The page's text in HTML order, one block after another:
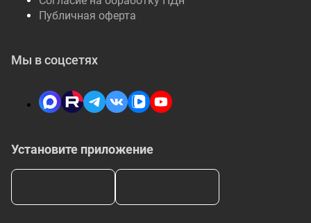
Публичная оферта
Установите приложение
Мы в соцсетях